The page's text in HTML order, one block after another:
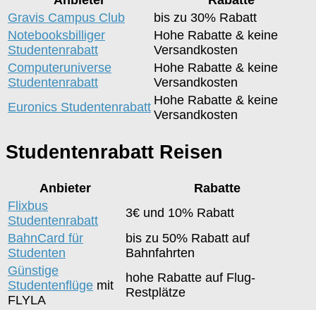
Gravis Campus Club
bis zu 30% Rabatt
Notebooksbilliger
Studentenrabatt
Hohe Rabatte & keine
Versandkosten
Computeruniverse
Studentenrabatt
Hohe Rabatte & keine
Versandkosten
Euronics Studentenrabatt Hohe Rabatte & keine
Versandkosten
Studentenrabatt Reisen
Anbieter
Rabatte
Flixbus
Studentenrabatt
3€ und 10% Rabatt
BahnCard für
Studenten
bis zu 50% Rabatt auf
Bahnfahrten
Günstige
Studentenflüge mit
FLYLA
hohe Rabatte auf Flug-
Restplätze